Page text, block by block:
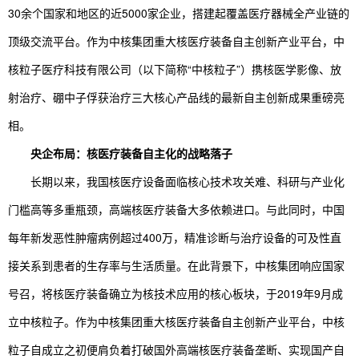
30余个国家和地区的近5000家企业，搭建起覆盖医疗器械全产业链的
顶级交流平台。作为中核集团重大核医疗装备自主创新产业平台，中
核粒子医疗科技有限公司（以下简称“中核粒子”）携核医学影像、放
射治疗、硼中子俘获治疗三大核心产品线的最新自主创新成果重磅亮
相。
央企布局：核医疗装备自主化的战略落子
长期以来，我国核医疗设备面临核心技术攻关难、科研与产业化
门槛高等多重瓶颈，高端核医疗装备大多依赖进口。与此同时，中国
每年新发恶性肿瘤病例超过400万，精准诊断与治疗设备的可及性直
接关系到患者的生存率与生活质量。在此背景下，中核集团响应国家
号召，将核医疗装备确立为核技术应用的核心板块，于2019年9月成
立中核粒子。作为中核集团重大核医疗装备自主创新产业平台，中核
粒子自成立之初便肩负着打破国外高端核医疗装备垄断、实现国产自